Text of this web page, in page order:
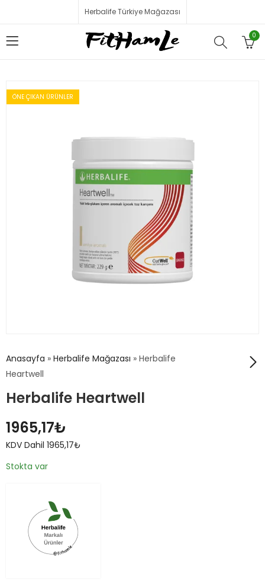
Herbalife Türkiye Mağazası
0
ÖNE ÇIKAN ÜRÜNLER
Anasayfa » Herbalife Mağazası » Herbalife
Heartwell
Herbalife Heartwell
1965,17₺
KDV Dahil 1965,17₺
Stokta var